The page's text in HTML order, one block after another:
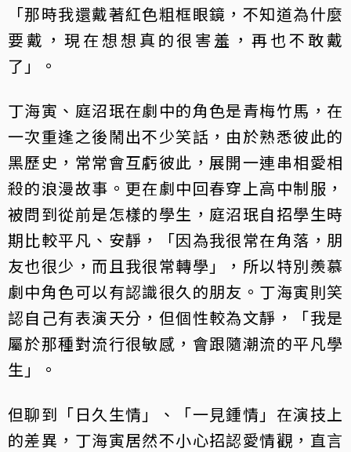
「那時我還戴著紅色粗框眼鏡，不知道為什麼
要戴，現在想想真的很害羞，再也不敢戴
了」。
丁海寅、庭沼珉在劇中的角色是青梅竹馬，在
一次重逢之後鬧出不少笑話，由於熟悉彼此的
黑歷史，常常會互虧彼此，展開一連串相愛相
殺的浪漫故事。更在劇中回春穿上高中制服，
被問到從前是怎樣的學生，庭沼珉自招學生時
期比較平凡、安靜，「因為我很常在角落，朋
友也很少，而且我很常轉學」，所以特別羨慕
劇中角色可以有認識很久的朋友。丁海寅則笑
認自己有表演天分，但個性較為文靜，「我是
屬於那種對流行很敏感，會跟隨潮流的平凡學
生」。
但聊到「日久生情」、「一見鍾情」在演技上
的差異，丁海寅居然不小心招認愛情觀，直言